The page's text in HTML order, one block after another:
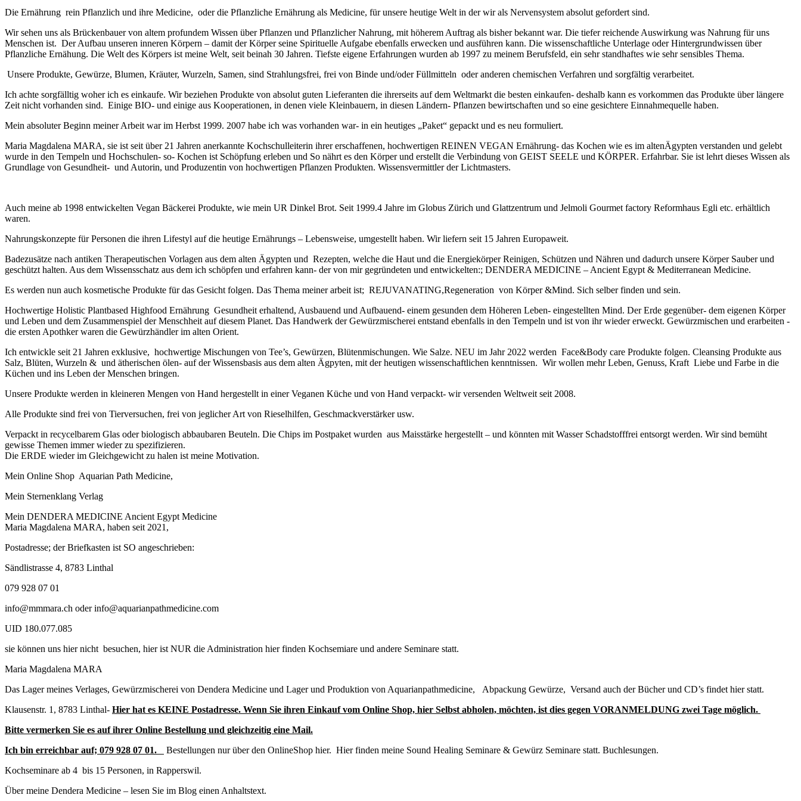
Die Ernährung rein Pflanzlich und ihre Medicine, oder die Pflanzliche Ernährung als Medicine, für unsere heutige Welt in der wir als Nervensystem absolut gefordert sind.
Wir sehen uns als Brückenbauer von altem profundem Wissen über Pflanzen und Pflanzlicher Nahrung, mit höherem Auftrag als bisher bekannt war. Die tiefer reichende Auswirkung was Nahrung für uns
Menschen ist. Der Aufbau unseren inneren Körpern – damit der Körper seine Spirituelle Aufgabe ebenfalls erwecken und ausführen kann. Die wissenschaftliche Unterlage oder Hintergrundwissen über
Pflanzliche Ernähung. Die Welt des Körpers ist meine Welt, seit beinah 30 Jahren. Tiefste eigene Erfahrungen wurden ab 1997 zu meinem Berufsfeld, ein sehr standhaftes wie sehr sensibles Thema.
Unsere Produkte, Gewürze, Blumen, Kräuter, Wurzeln, Samen, sind Strahlungsfrei, frei von Binde und/oder Füllmitteln oder anderen chemischen Verfahren und sorgfältig verarbeitet.
Ich achte sorgfälltig woher ich es einkaufe. Wir beziehen Produkte von absolut guten Lieferanten die ihrerseits auf dem Weltmarkt die besten einkaufen- deshalb kann es vorkommen das Produkte über längere
Zeit nicht vorhanden sind. Einige BIO- und einige aus Kooperationen, in denen viele Kleinbauern, in diesen Ländern- Pflanzen bewirtschaften und so eine gesichtere Einnahmequelle haben.
Mein absoluter Beginn meiner Arbeit war im Herbst 1999. 2007 habe ich was vorhanden war- in ein heutiges „Paket“ gepackt und es neu formuliert.
Maria Magdalena MARA, sie ist seit über 21 Jahren anerkannte Kochschulleiterin ihrer erschaffenen, hochwertigen REINEN VEGAN Ernährung- das Kochen wie es im altenÄgypten verstanden und gelebt
wurde in den Tempeln und Hochschulen- so- Kochen ist Schöpfung erleben und So nährt es den Körper und erstellt die Verbindung von GEIST SEELE und KÖRPER. Erfahrbar. Sie ist lehrt dieses Wissen als
Grundlage von Gesundheit- und Autorin, und Produzentin von hochwertigen Pflanzen Produkten. Wissensvermittler der Lichtmasters.
Auch meine ab 1998 entwickelten Vegan Bäckerei Produkte, wie mein UR Dinkel Brot. Seit 1999.4 Jahre im Globus Zürich und Glattzentrum und Jelmoli Gourmet factory Reformhaus Egli etc. erhältlich
waren.
Nahrungskonzepte für Personen die ihren Lifestyl auf die heutige Ernährungs – Lebensweise, umgestellt haben. Wir liefern seit 15 Jahren Europaweit.
Badezusätze nach antiken Therapeutischen Vorlagen aus dem alten Ägypten und Rezepten, welche die Haut und die Energiekörper Reinigen, Schützen und Nähren und dadurch unsere Körper Sauber und
geschützt halten. Aus dem Wissensschatz aus dem ich schöpfen und erfahren kann- der von mir gegründeten und entwickelten:; DENDERA MEDICINE – Ancient Egypt & Mediterranean Medicine.
Es werden nun auch kosmetische Produkte für das Gesicht folgen. Das Thema meiner arbeit ist; REJUVANATING,Regeneration von Körper &Mind. Sich selber finden und sein.
Hochwertige Holistic Plantbased Highfood Ernährung Gesundheit erhaltend, Ausbauend und Aufbauend- einem gesunden dem Höheren Leben- eingestellten Mind. Der Erde gegenüber- dem eigenen Körper
und Leben und dem Zusammenspiel der Menschheit auf diesem Planet. Das Handwerk der Gewürzmischerei entstand ebenfalls in den Tempeln und ist von ihr wieder erweckt. Gewürzmischen und erarbeiten -
die ersten Apothker waren die Gewürzhändler im alten Orient.
Ich entwickle seit 21 Jahren exklusive, hochwertige Mischungen von Tee’s, Gewürzen, Blütenmischungen. Wie Salze. NEU im Jahr 2022 werden Face&Body care Produkte folgen. Cleansing Produkte aus
Salz, Blüten, Wurzeln & und ätherischen ölen- auf der Wissensbasis aus dem alten Ägpyten, mit der heutigen wissenschaftlichen kenntnissen. Wir wollen mehr Leben, Genuss, Kraft Liebe und Farbe in die
Küchen und ins Leben der Menschen bringen.
Unsere Produkte werden in kleineren Mengen von Hand hergestellt in einer Veganen Küche und von Hand verpackt- wir versenden Weltweit seit 2008.
Alle Produkte sind frei von Tierversuchen, frei von jeglicher Art von Rieselhilfen, Geschmackverstärker usw.
Verpackt in recycelbarem Glas oder biologisch abbaubaren Beuteln. Die Chips im Postpaket wurden aus Maisstärke hergestellt – und könnten mit Wasser Schadstofffrei entsorgt werden. Wir sind bemüht
gewisse Themen immer wieder zu spezifizieren.
Die ERDE wieder im Gleichgewicht zu halen ist meine Motivation.
Mein Online Shop Aquarian Path Medicine,
Mein Sternenklang Verlag
Mein DENDERA MEDICINE Ancient Egypt Medicine
Maria Magdalena MARA, haben seit 2021,
Postadresse; der Briefkasten ist SO angeschrieben:
Sändlistrasse 4, 8783 Linthal
079 928 07 01
info@mmmara.ch oder info@aquarianpathmedicine.com
UID 180.077.085
sie können uns hier nicht besuchen, hier ist NUR die Administration hier finden Kochsemiare und andere Seminare statt.
Maria Magdalena MARA
Das Lager meines Verlages, Gewürzmischerei von Dendera Medicine und Lager und Produktion von Aquarianpathmedicine, Abpackung Gewürze, Versand auch der Bücher und CD’s findet hier statt.
Klausenstr. 1, 8783 Linthal- Hier hat es KEINE Postadresse. Wenn Sie ihren Einkauf vom Online Shop, hier Selbst abholen, möchten, ist dies gegen VORANMELDUNG zwei Tage möglich.
Bitte vermerken Sie es auf ihrer Online Bestellung und gleichzeitig eine Mail.
Ich bin erreichbar auf; 079 928 07 01.
Bestellungen nur über den OnlineShop hier. Hier finden meine Sound Healing Seminare & Gewürz Seminare statt. Buchlesungen.
Kochseminare ab 4 bis 15 Personen, in Rapperswil.
Über meine Dendera Medicine – lesen Sie im Blog einen Anhaltstext.